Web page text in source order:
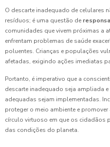
O descarte inadequado de celulares
resíduos; é uma questão de
comunidades que vivem próximas a
enfrentam problemas de saúde
poluentes. Crianças e populações
afetadas, exigindo ações imediatas
Portanto, é imperativo que a
descarte inadequado seja ampliada
adequadas sejam implementadas.
proteger o meio ambiente e
círculo virtuoso em que os cidadãos
das condições do planeta.